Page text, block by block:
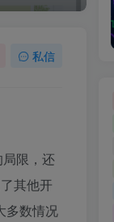
私信
限，还
其他开
多数情况